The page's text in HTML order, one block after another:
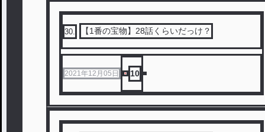
30 【1番の宝物】28‪話くらいだっけ？
2021年12月05日 10